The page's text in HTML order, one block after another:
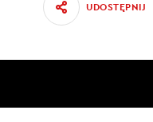
UDOSTĘPNIJ